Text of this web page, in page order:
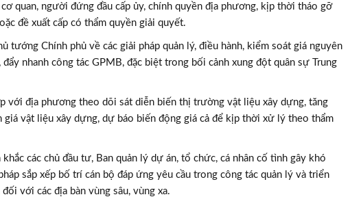
quan, người đứng đầu cấp ủy, chính quyền địa phương, kịp thời tháo gỡ
đề xuất cấp có thẩm quyền giải quyết.
tướng Chính phủ về các giải pháp quản lý, điều hành, kiểm soát giá nguyên
nhanh công tác GPMB, đặc biệt trong bối cảnh xung đột quân sự Trung
với địa phương theo dõi sát diễn biến thị trường vật liệu xây dựng, tăng
giá vật liệu xây dựng, dự báo biến động giá cả để kịp thời xử lý theo thẩm
các chủ đầu tư, Ban quản lý dự án, tổ chức, cá nhân cố tình gây khó
sắp xếp bố trí cán bộ đáp ứng yêu cầu trong công tác quản lý và triển
với các địa bàn vùng sâu, vùng xa.